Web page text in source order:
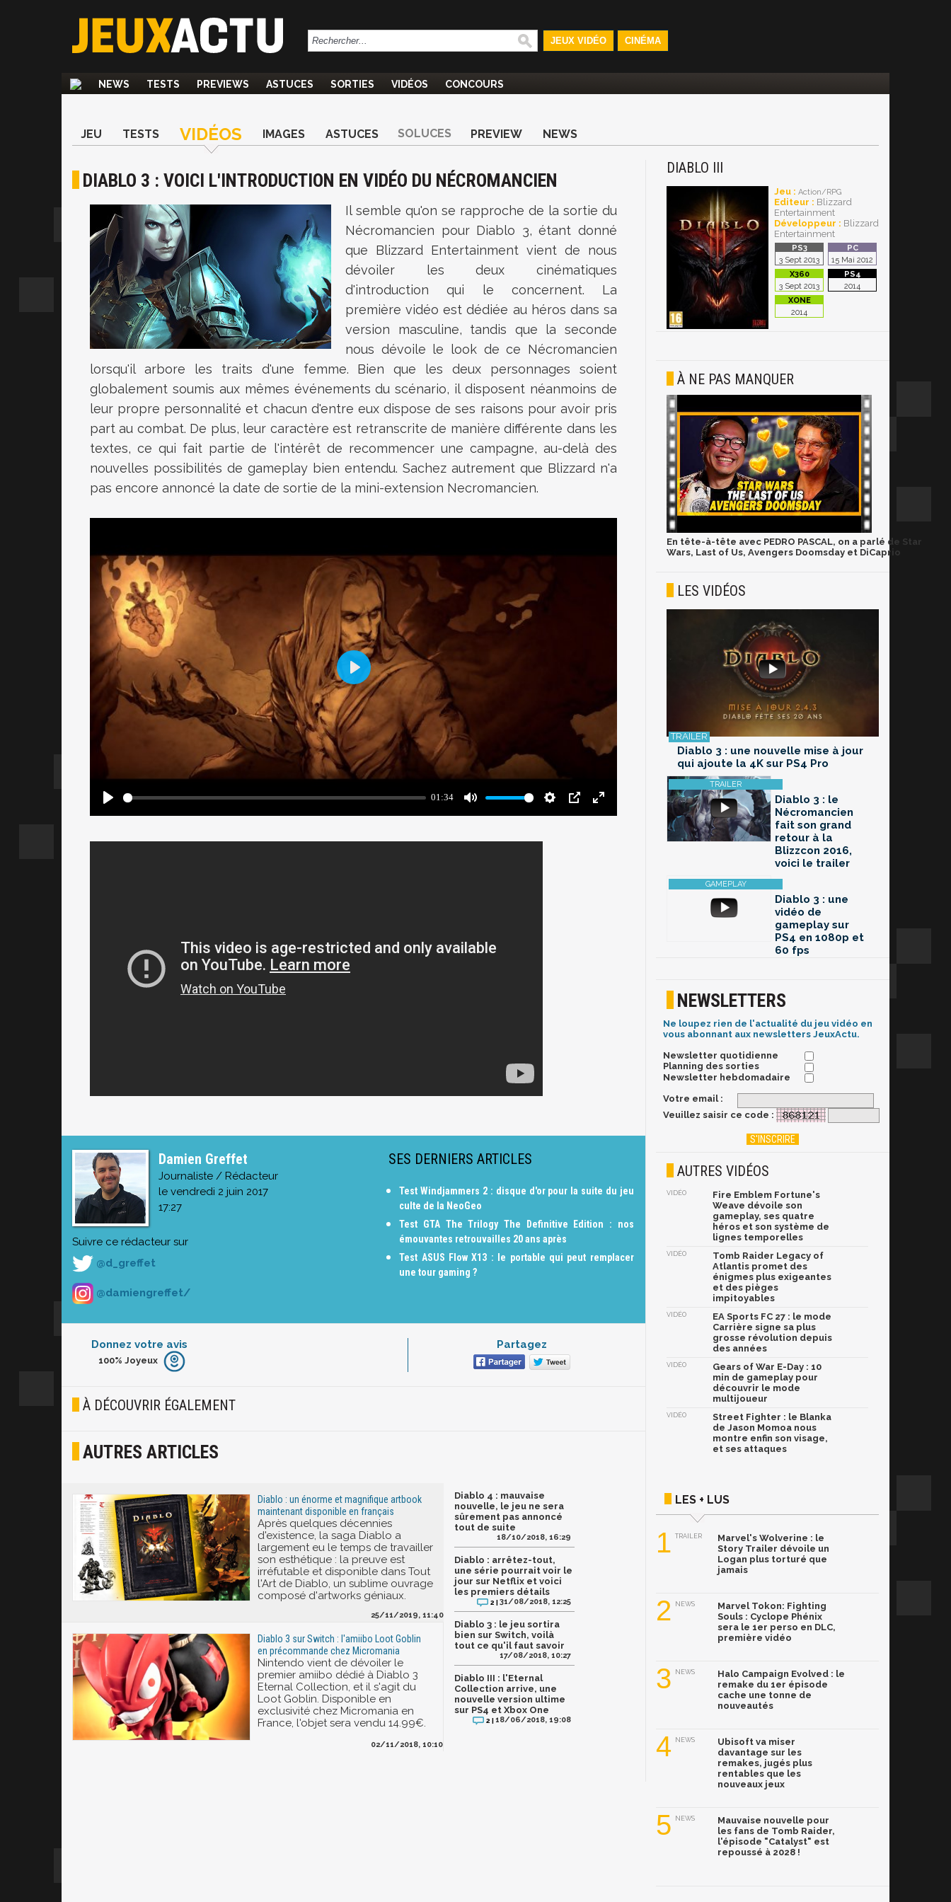
JEUX VIDÉO CINÉMA
NEWS TESTS PREVIEWS ASTUCES SORTIES VIDÉOS CONCOURS
JEU TESTS VIDÉOS IMAGES ASTUCES SOLUCES PREVIEW NEWS
DIABLO 3 : VOICI L'INTRODUCTION EN VIDÉO DU NÉCROMANCIEN
Il semble qu'on se rapproche de la sortie du
Nécromancien pour Diablo 3, étant donné
que Blizzard Entertainment vient de nous
dévoiler les deux cinématiques
d'introduction qui le concernent. La
première vidéo est dédiée au héros dans sa
version masculine, tandis que la seconde
nous dévoile le look de ce Nécromancien
lorsqu'il arbore les traits d'une femme. Bien que les deux personnages soient
globalement soumis aux mêmes événements du scénario, il disposent néanmoins de
leur propre personnalité et chacun d'entre eux dispose de ses raisons pour avoir pris
part au combat. De plus, leur caractère est retranscrite de manière différente dans les
textes, ce qui fait partie de l'intérêt de recommencer une campagne, au-delà des
nouvelles possibilités de gameplay bien entendu. Sachez autrement que Blizzard n'a
pas encore annoncé la date de sortie de la mini-extension Necromancien.
Damien Greffet
Journaliste / Rédacteur
le vendredi 2 juin 2017
17:27
Suivre ce rédacteur sur
@d_greffet
@damiengreffet/
SES DERNIERS ARTICLES
Test Windjammers 2 : disque d'or pour la suite du jeu
culte de la NeoGeo
Test GTA The Trilogy The Definitive Edition : nos
émouvantes retrouvailles 20 ans après
Test ASUS Flow X13 : le portable qui peut remplacer
une tour gaming ?
Donnez votre avis
Furieux
Joyeux
100% Joyeux
Partagez
À DÉCOUVRIR ÉGALEMENT
AUTRES ARTICLES
Diablo : un énorme et magnifique artbook
maintenant disponible en français
Après quelques décennies
d'existence, la saga Diablo a
largement eu le temps de travailler
son esthétique : la preuve est
irréfutable et disponible dans Tout
l'Art de Diablo, un sublime ouvrage
composé d'artworks géniaux.
25/11/2019, 11:40
Diablo 3 sur Switch : l'amiibo Loot Goblin
en précommande chez Micromania
Nintendo vient de dévoiler le
premier amiibo dédié à Diablo 3
Eternal Collection, et il s'agit du
Loot Goblin. Disponible en
exclusivité chez Micromania en
France, l'objet sera vendu 14.99€.
02/11/2018, 10:10
Diablo 4 : mauvaise
nouvelle, le jeu ne sera
sûrement pas annoncé
tout de suite
18/10/2018, 16:29
Diablo : arrêtez-tout,
une série pourrait voir le
jour sur Netflix et voici
les premiers détails
2 |31/08/2018, 12:25
Diablo 3 : le jeu sortira
bien sur Switch, voilà
tout ce qu'il faut savoir
17/08/2018, 10:27
Diablo III : l'Eternal
Collection arrive, une
nouvelle version ultime
sur PS4 et Xbox One
2 |18/06/2018, 19:08
DIABLO III
Jeu : Action/RPG
Editeur : Blizzard
Entertainment
Développeur : Blizzard
Entertainment
3 Sept 2013 15 Mai 2012
3 Sept 2013 2014
2014
À NE PAS MANQUER
En tête-à-tête avec PEDRO PASCAL, on a parlé de Star
Wars, Last of Us, Avengers Doomsday et DiCaprio
LES VIDÉOS
Diablo 3 : une nouvelle mise à jour
qui ajoute la 4K sur PS4 Pro
Diablo 3 : le
Nécromancien
fait son grand
retour à la
Blizzcon 2016,
voici le trailer
Diablo 3 : une
vidéo de
gameplay sur
PS4 en 1080p et
60 fps
NEWSLETTERS
Ne loupez rien de l'actualité du jeu vidéo en
vous abonnant aux newsletters JeuxActu.
Newsletter quotidienne
Planning des sorties
Newsletter hebdomadaire
Votre email :
Veuillez saisir ce code :
AUTRES VIDÉOS
VIDÉO
Fire Emblem Fortune's
Weave dévoile son
gameplay, ses quatre
héros et son système de
lignes temporelles
VIDÉO
Tomb Raider Legacy of
Atlantis promet des
énigmes plus exigeantes
et des pièges
impitoyables
VIDÉO
EA Sports FC 27 : le mode
Carrière signe sa plus
grosse révolution depuis
des années
VIDÉO
Gears of War E-Day : 10
min de gameplay pour
découvrir le mode
multijoueur
VIDÉO
Street Fighter : le Blanka
de Jason Momoa nous
montre enfin son visage,
et ses attaques
LES + LUS
1 TRAILER
Marvel's Wolverine : le
Story Trailer dévoile un
Logan plus torturé que
jamais
2 NEWS
Marvel Tokon: Fighting
Souls : Cyclope Phénix
sera le 1er perso en DLC,
première vidéo
3 NEWS
Halo Campaign Evolved : le
remake du 1er épisode
cache une tonne de
nouveautés
4 NEWS
Ubisoft va miser
davantage sur les
remakes, jugés plus
rentables que les
nouveaux jeux
5 NEWS
Mauvaise nouvelle pour
les fans de Tomb Raider,
l'épisode "Catalyst" est
repoussé à 2028 !